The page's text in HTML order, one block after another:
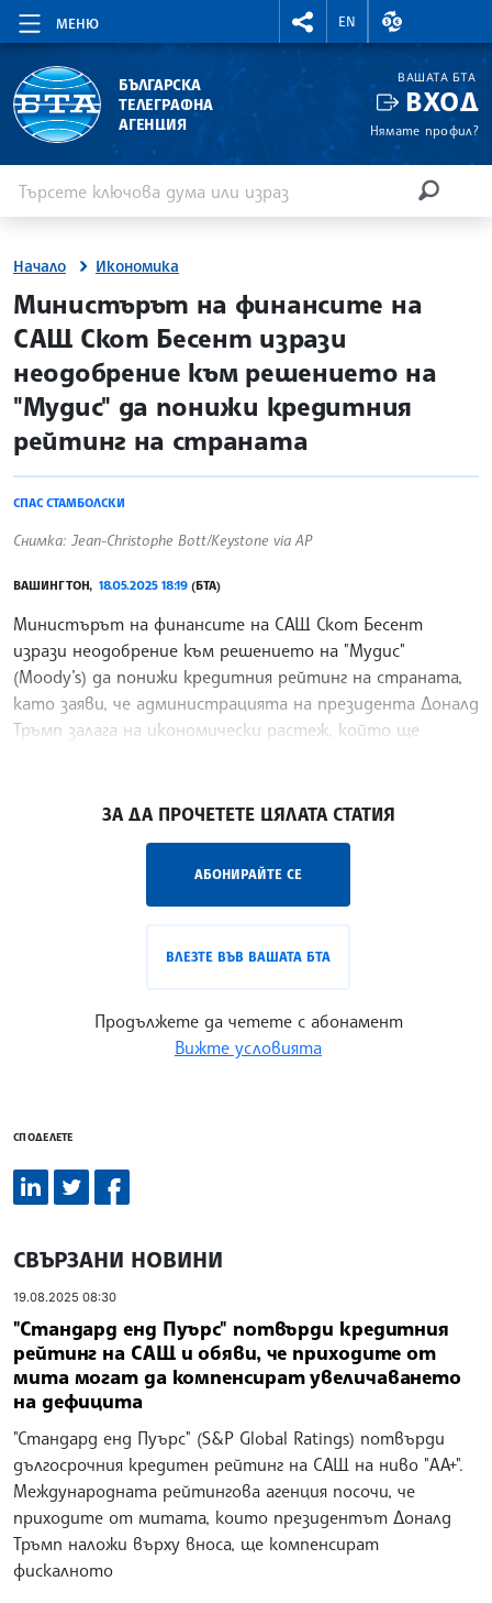
МЕНЮ
RIGHTMENU.SOCIAL
EN
ВАЛУТНИ
БЪЛГАРСКА
ТЕЛЕГРАФНА
АГЕНЦИЯ
ВАШАТА БТА
ВХОД
Нямате профил?
Начало Икономика
site.bta
Министърът на финансите на
САЩ Скот Бесент изрази
неодобрение към решението на
"Мудис" да понижи кредитния
рейтинг на страната
СПАС СТАМБОЛСКИ
Снимка: Jean-Christophe Bott/Keystone via AP
ВАШИНГТОН, 18.05.2025 18:19 (БТА)
Министърът на финансите на САЩ Скот Бесент
изрази неодобрение към решението на "Мудис"
(Moody’s) да понижи кредитния рейтинг на страната,
като заяви, че администрацията на президента Доналд
Тръмп залага на икономически растеж, който ще
ЗА ДА ПРОЧЕТЕТЕ ЦЯЛАТА СТАТИЯ
АБОНИРАЙТЕ СЕ
ВЛЕЗТЕ ВЪВ ВАШАТА БТА
Продължете да четете с абонамент
Вижте условията
СПОДЕЛЕТЕ
СВЪРЗАНИ НОВИНИ
19.08.2025 08:30
"Стандард енд Пуърс" потвърди кредитния
рейтинг на САЩ и обяви, че приходите от
мита могат да компенсират увеличаването
на дефицита
"Стандард енд Пуърс" (S&P Global Ratings) потвърди
дългосрочния кредитен рейтинг на САЩ на ниво "AA+".
Международната рейтингова агенция посочи, че
приходите от митата, които президентът Доналд
Тръмп наложи върху вноса, ще компенсират
фискалното